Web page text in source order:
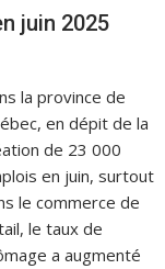
juin 2025
la province de
en dépit de la
de 23 000
en juin, surtout
le commerce de
le taux de
a augmenté